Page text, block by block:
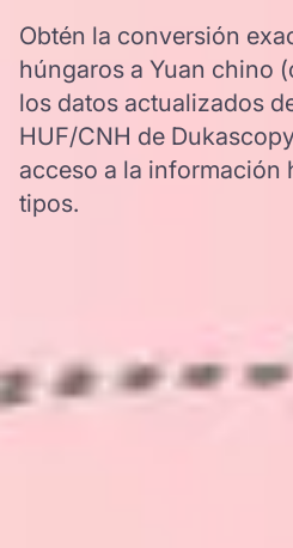
Obtén la conversión
húngaros a Yuan chino
los datos actualizados
HUF/CNH de
acceso a la información
tipos.